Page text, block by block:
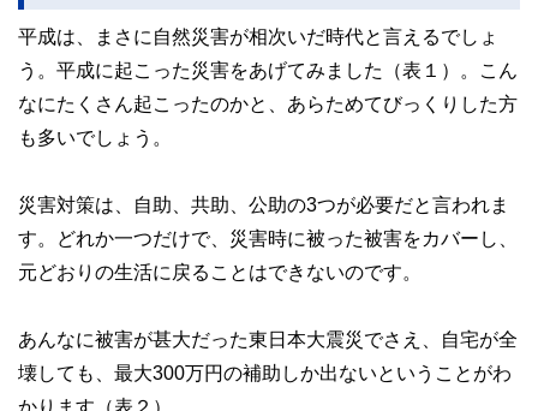
平成は、まさに自然災害が相次いだ時代と言えるでしょ
う。平成に起こった災害をあげてみました（表１）。こん
なにたくさん起こったのかと、あらためてびっくりした方
も多いでしょう。
災害対策は、自助、共助、公助の3つが必要だと言われま
す。どれか一つだけで、災害時に被った被害をカバーし、
元どおりの生活に戻ることはできないのです。
あんなに被害が甚大だった東日本大震災でさえ、自宅が全
壊しても、最大300万円の補助しか出ないということがわ
かります（表２）。